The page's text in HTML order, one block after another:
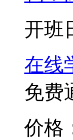
开班
在线
免费
价格